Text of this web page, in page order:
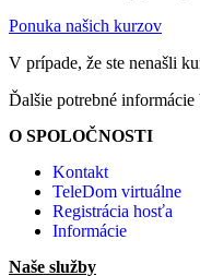
Ponuka našich kurzov
V prípade, že ste nenašli
Ďalšie potrebné
O SPOLOČNOSTI
Kontakt
TeleDom virtuálne
Registrácia hosťa
Informácie
Naše služby